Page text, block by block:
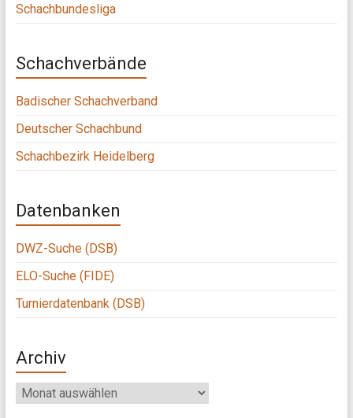
Schachbundesliga
Schachverbände
Badischer Schachverband
Deutscher Schachbund
Schachbezirk Heidelberg
Datenbanken
DWZ-Suche (DSB)
ELO-Suche (FIDE)
Turnierdatenbank (DSB)
Archiv
Archiv